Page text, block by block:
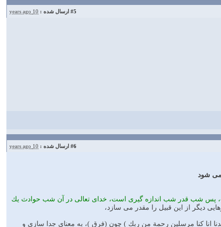
#5 ارسال شده : 10 years ago
#6 ارسال شده : 10 years ago
مى شود
پس شب قدر شب اندازه گيرى است، خداى تعالى در آن شب حوادث يك
ديگر از اين قبيل را مقدر مى سازد،
انا كنا مرسلين رحمة من ربك ) چون (فرق )، به معناى جدا سازى و